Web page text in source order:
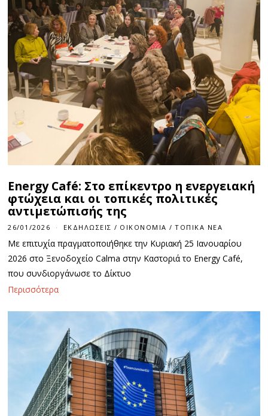
Energy Café: Στο επίκεντρο η ενεργειακή
φτώχεια και οι τοπικές πολιτικές
αντιμετώπισής της
26/01/2026 ΕΚΔΗΛΏΣΕΙΣ / ΟΙΚΟΝΟΜΊΑ / ΤΟΠΙΚΆ ΝΈΑ
Με επιτυχία πραγματοποιήθηκε την Κυριακή 25 Ιανουαρίου
2026 στο Ξενοδοχείο Calma στην Καστοριά το Energy Café,
που συνδιοργάνωσε το Δίκτυο
Περισσότερα